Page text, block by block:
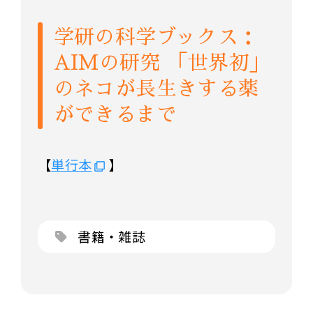
学研の科学ブックス：
AIMの研究 「世界初」
のネコが長生きする薬
ができるまで
【単行本 】
書籍・雑誌